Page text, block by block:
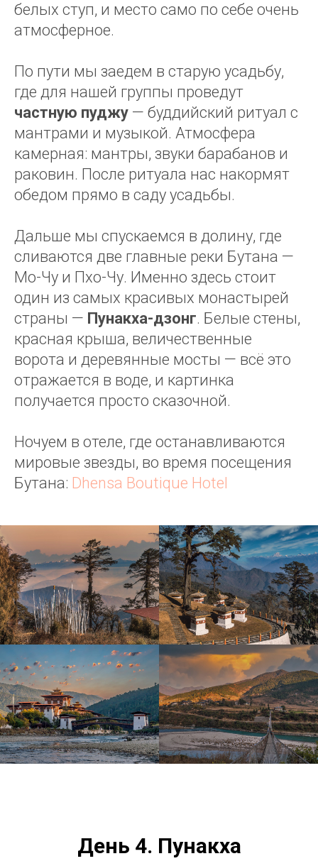
белых ступ, и место само по себе очень
атмосферное.
По пути мы заедем в старую усадьбу,
где для нашей группы проведут
частную пуджу — буддийский ритуал с
мантрами и музыкой. Атмосфера
камерная: мантры, звуки барабанов и
раковин. После ритуала нас накормят
обедом прямо в саду усадьбы.
Дальше мы спускаемся в долину, где
сливаются две главные реки Бутана —
Мо-Чу и Пхо-Чу. Именно здесь стоит
один из самых красивых монастырей
страны — Пунакха-дзонг. Белые стены,
красная крыша, величественные
ворота и деревянные мосты — всё это
отражается в воде, и картинка
получается просто сказочной.
Ночуем в отеле, где останавливаются
мировые звезды, во время посещения
Бутана: Dhensa Boutique Hotel
День 4. Пунакха